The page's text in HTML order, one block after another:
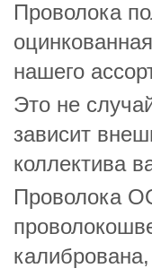
Проволока
нашего
Это не
зависит
коллектива
Проволока